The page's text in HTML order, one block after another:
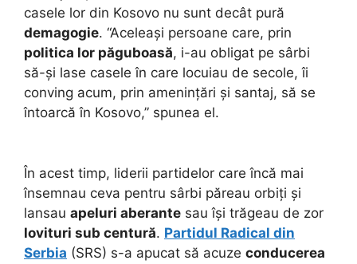
casele lor din Kosovo nu sunt decât pură
demagogie. “Aceleași persoane care, prin
politica lor păguboasă, i-au obligat pe sârbi
să-și lase casele în care locuiau de secole, îi
conving acum, prin amenințări și santaj, să se
întoarcă în Kosovo,” spunea el.
În acest timp, liderii partidelor care încă mai
însemnau ceva pentru sârbi păreau orbiți și
lansau apeluri aberante sau își trăgeau de zor
lovituri sub centură. Partidul Radical din
Serbia (SRS) s-a apucat să acuze conducerea